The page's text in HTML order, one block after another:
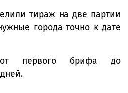
тираж на две партии
города точно к дате
первого брифа до